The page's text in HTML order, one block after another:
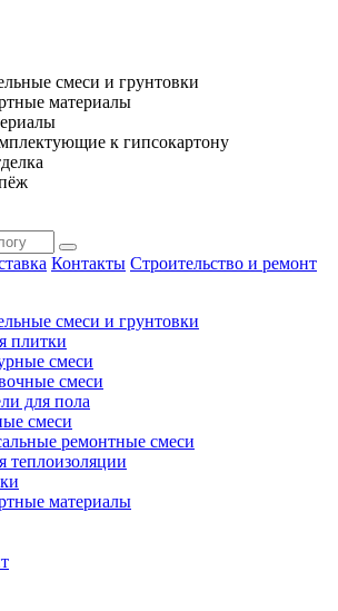
смеси и грунтовки
материалы
к гипсокартону
Контакты Строительство и ремонт
смеси и грунтовки
плитки
смеси
смеси
для пола
смеси
ремонтные смеси
теплоизоляции
материалы